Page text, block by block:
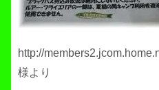
http://
様より